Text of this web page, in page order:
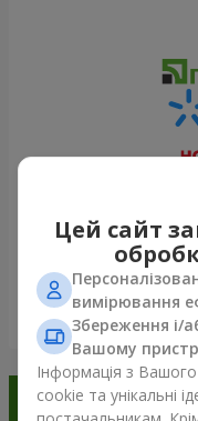
Цей сайт
вимірювання
Збереження і/
Вашому
Інформація з
cookie та унікальні